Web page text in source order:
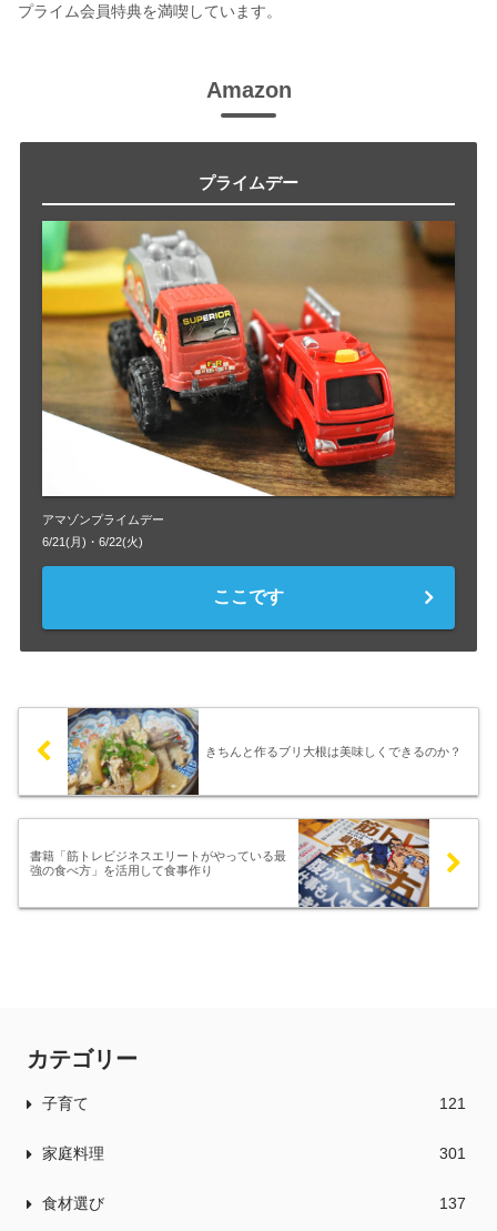
プライム会員特典を満喫しています。
Amazon
プライムデー
アマゾンプライムデー
6/21(月)・6/22(火)
ここです
きちんと作るブリ大根は美味しくできるのか？
書籍「筋トレビジネスエリートがやっている最
強の食べ方」を活用して食事作り
カテゴリー
子育て 121
家庭料理 301
食材選び 137